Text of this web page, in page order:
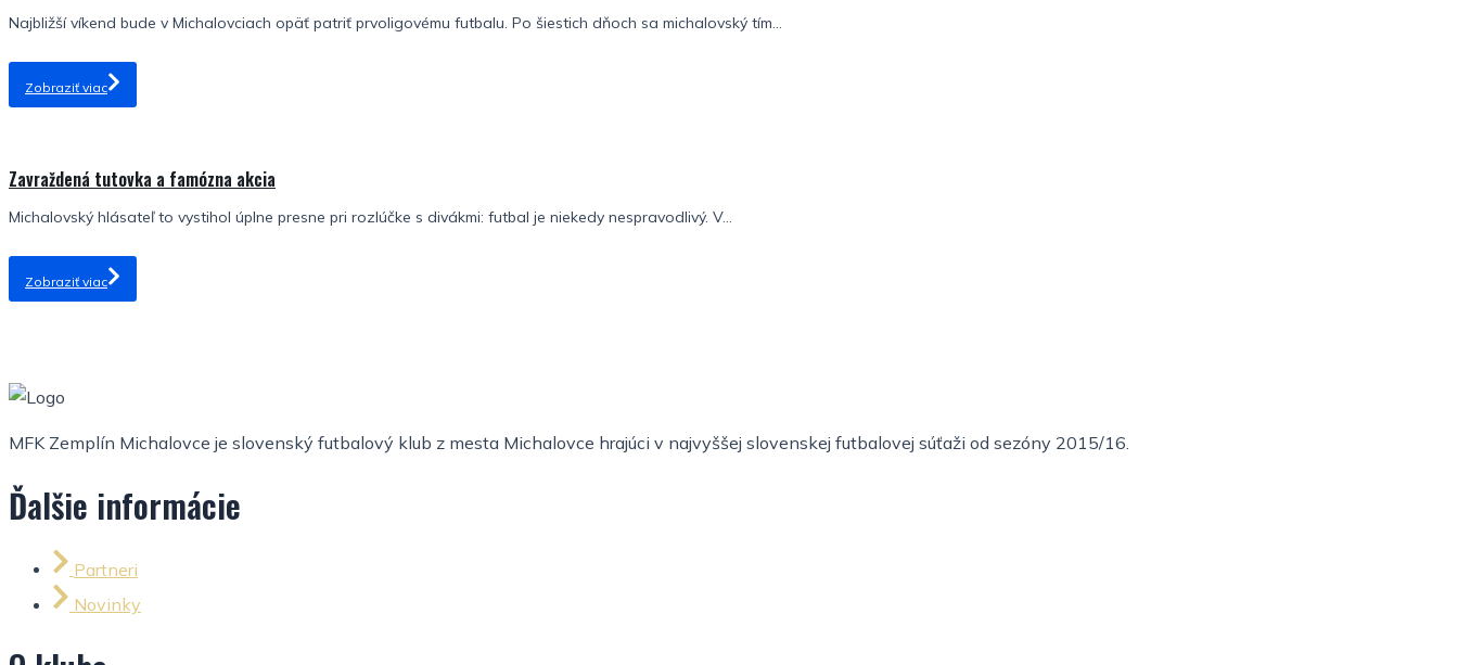
Najbližší víkend bude v Michalovciach opäť patriť prvoligovému futbalu. Po šiestich dňoch sa michalovský tím...
Zobraziť viac
Zavraždená tutovka a famózna akcia
Michalovský hlásateľ to vystihol úplne presne pri rozlúčke s divákmi: futbal je niekedy nespravodlivý. V...
Zobraziť viac
MFK Zemplín Michalovce je slovenský futbalový klub z mesta Michalovce hrajúci v najvyššej slovenskej futbalovej súťaži od sezóny 2015/16.
Ďalšie informácie
Partneri
Novinky